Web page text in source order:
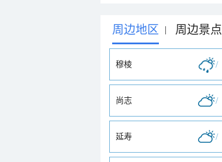
周边地区 | 周边景点
穆棱 /
尚志 /
延寿 /